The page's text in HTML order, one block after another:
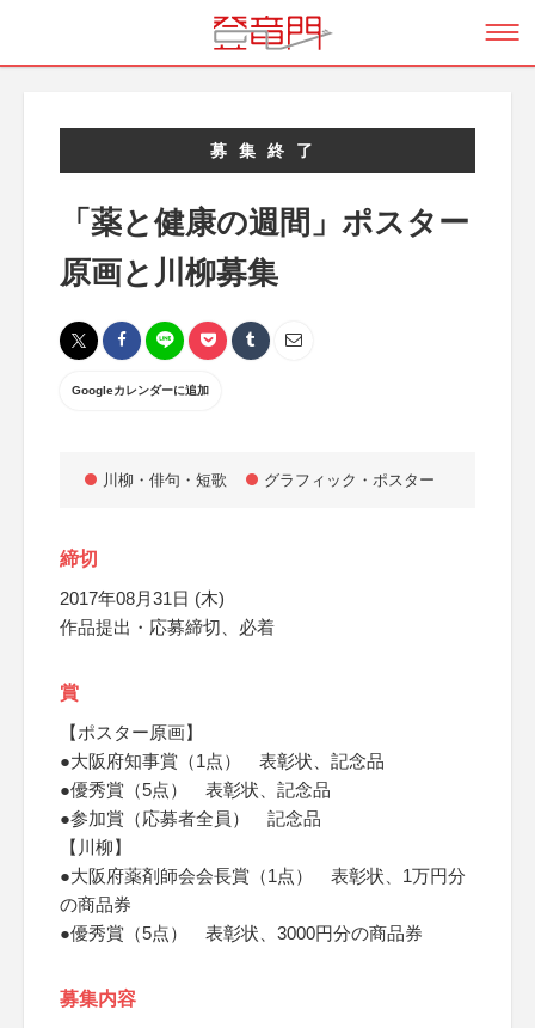
募集終了
「薬と健康の週間」ポスター
原画と川柳募集
Googleカレンダーに追加
川柳・俳句・短歌 グラフィック・ポスター
締切
2017年08月31日 (木)
作品提出・応募締切、必着
賞
【ポスター原画】
●大阪府知事賞（1点） 表彰状、記念品
●優秀賞（5点） 表彰状、記念品
●参加賞（応募者全員） 記念品
【川柳】
●大阪府薬剤師会会長賞（1点） 表彰状、1万円分
の商品券
●優秀賞（5点） 表彰状、3000円分の商品券
募集内容